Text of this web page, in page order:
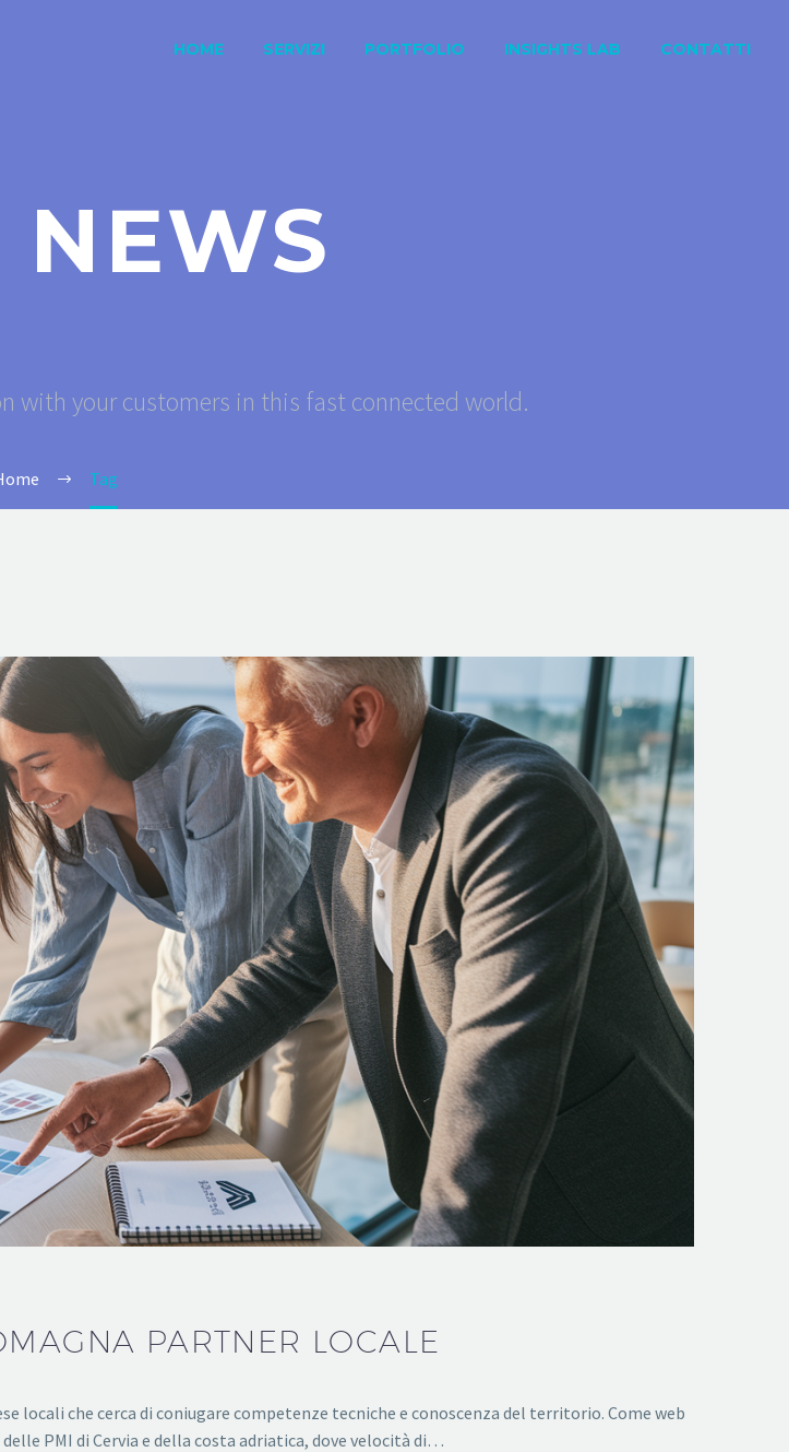
HOME SERVIZI PORTFOLIO INSIGHTS LAB CONTATTI
NEWS
with your customers in this fast connected world.
Tag
PARTNER LOCALE
locali che cerca di coniugare competenze tecniche e conoscenza del territorio. Come web
PMI di Cervia e della costa adriatica, dove velocità di…